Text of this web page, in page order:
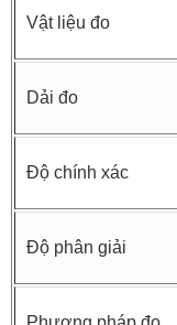
Vật liệu đo
Dải đo
Độ chính xác
Độ phân giải